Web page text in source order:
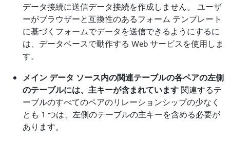
データ接続に送信データ接続を作成しません。 ユーザ
ーがブラウザーと互換性のあるフォーム テンプレート
に基づくフォームでデータを送信できるようにするに
は、データベースで動作する Web サービスを使用しま
す。
メイン データ ソース内の関連テーブルの各ペアの左側
のテーブルには、主キーが含まれています関連するテ
ーブルのすべてのペアのリレーションシップの少なく
とも 1 つは、左側のテーブルの主キーを含める必要が
あります。